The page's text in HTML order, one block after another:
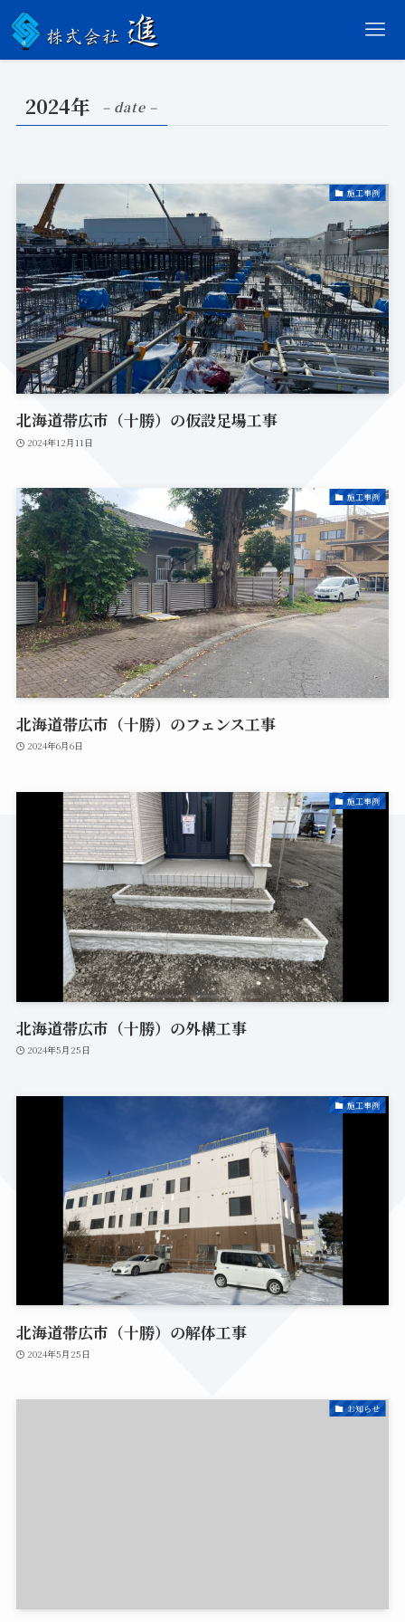
2024年 – date –
施工事例
北海道帯広市（十勝）の仮設足場工事
2024年12月11日
施工事例
北海道帯広市（十勝）のフェンス工事
2024年6月6日
施工事例
北海道帯広市（十勝）の外構工事
2024年5月25日
施工事例
北海道帯広市（十勝）の解体工事
2024年5月25日
お知らせ